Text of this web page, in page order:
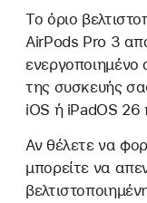
Το όριο
AirPods Pro 3
της συσκευής
iOS ή iPadOS 26
Αν θέλετε να
μπορείτε να